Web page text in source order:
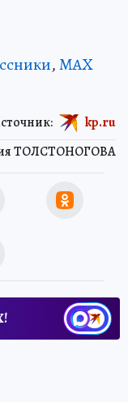
,MAX
ТОЛСТОНОГОВА
kp.ru